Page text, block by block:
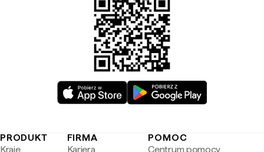
PRODUKT
Kraje
FIRMA
Kariera
POMOC
Centrum pomocy